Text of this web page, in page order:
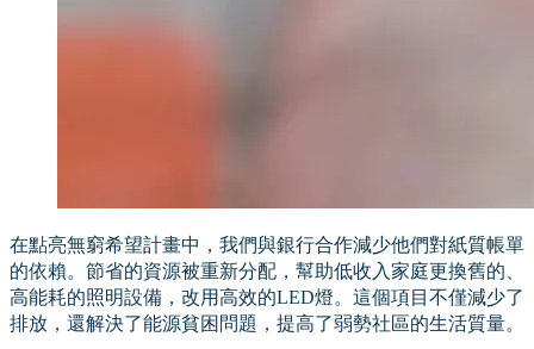
在點亮無窮希望計畫中，我們與銀行合作減少他們對紙質帳單
的依賴。節省的資源被重新分配，幫助低收入家庭更換舊的、
高能耗的照明設備，改用高效的LED燈。這個項目不僅減少了
排放，還解決了能源貧困問題，提高了弱勢社區的生活質量。